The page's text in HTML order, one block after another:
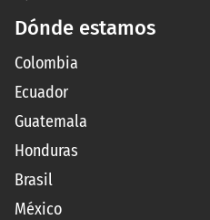
Dónde estamos
Colombia
Ecuador
Guatemala
Honduras
Brasil
México